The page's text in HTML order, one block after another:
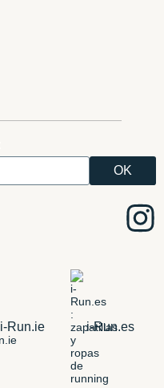
i-Run.ie i-Run.es